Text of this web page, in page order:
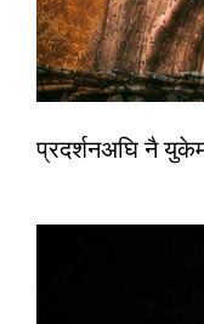
प्रदर्शनअघि नै